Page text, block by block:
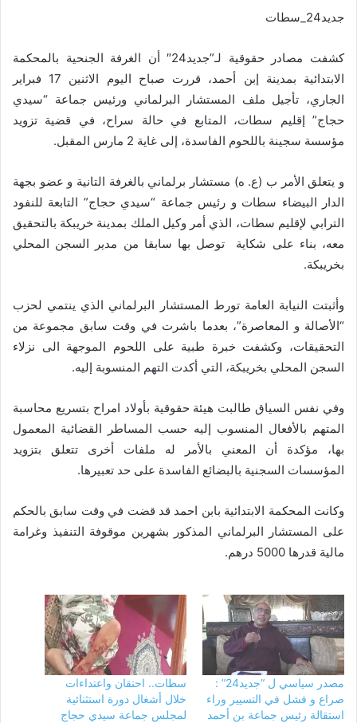
جديد24_سطات
كشفت مصادر حقوقية لـ”جديد24″ أن الغرفة الجنحية بالمحكمة
الابتدائية بمدينة إبن أحمد، قررت صباح اليوم الاثنين 17 فبراير
الجاري، تأجيل ملف المستشار البرلماني ورئيس جماعة “سيدي
حجاج” إقليم سطات، المتابع في حالة سراح، في قضية تزويد
مؤسسة سجينة باللحوم الفاسدة، إلى غاية 2 مارس المقبل.
و يتعلق الأمر ب (ع. ه) مستشار برلماني بالغرفة التانية و عضو بجهة
الدار البيضاء سطات و رئيس جماعة “سيدي حجاج” التابعة للنفود
الترابي لإقليم سطات، الذي أمر وكيل الملك بمدينة خريبكة بالتحقيق
معه، بناء على شكاية توصل بها سابقا من مدير السجن المحلي
بخريبكة.
وأثبتت النيابة العامة تورط المستشار البرلماني الذي ينتمي لحزب
“الأصالة و المعاصرة”، بعدما باشرت في وقت سابق مجموعة من
التحقيقات، وكشفت خبرة طبية على اللحوم الموجهة الى نزلاء
السجن المحلي بخريبكة، التي أكدت التهم المنسوبة إليه.
وفي نفس السياق طالبت هيئة حقوقية بأولاد امراح بتسريع محاسبة
المتهم بالأفعال المنسوب إليه حسب المساطر القضائية المعمول
بها، مؤكدة أن المعني بالأمر له ملفات أخرى تتعلق بتزويد
المؤسسات السجنية بالبضائع الفاسدة على حد تعبيرها.
وكانت المحكمة الابتدائية بابن احمد قد قضت في وقت سابق بالحكم
على المستشار البرلماني المذكور بشهرين موقوفة التنفيذ وغرامة
مالية قدرها 5000 درهم.
مصدر سياسي ل “جديد24” :
صراع و فشل في التسيير وراء
استقالة رئيس جماعة بن أحمد
سطات.. احتقان واعتداءات
خلال أشغال دورة استثنائية
لمجلس جماعة سيدي حجاج